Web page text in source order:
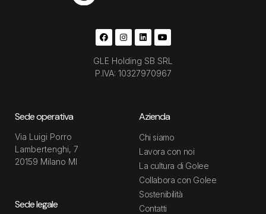
GLE Holding SB SRL
P.IVA: 10327970967
Sede operativa
Via Luigi Porro
Lambertenghi, 7
20159 Milano MI
Sede legale
Azienda
Chi siamo
Lavora con noi
La cultura di Golee
Collabora con Golee
Sostenibilità
Contatti